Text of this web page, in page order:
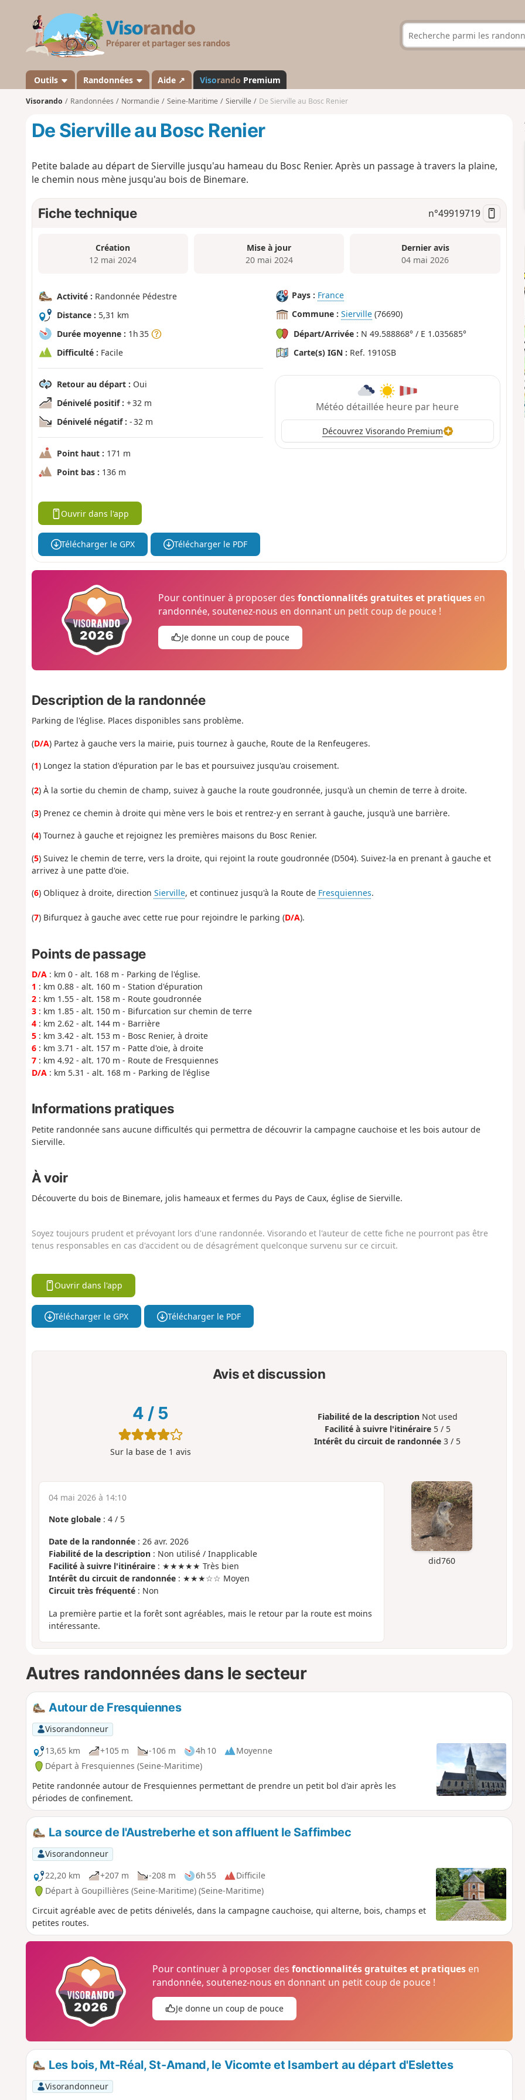
s
a
n
d
Outils Randonnées Aide ↗ Visorando Premium
Visorando Randonnées Normandie Seine-Maritime Sierville De Sierville au Bosc Renier
De Sierville au Bosc Renier
Petite balade au départ de Sierville jusqu'au hameau du Bosc Renier. Après un passage à travers la plaine,
le chemin nous mène jusqu'au bois de Binemare.
Fiche technique n°49919719
Création
12 mai 2024
Mise à jour
20 mai 2024
Dernier avis
04 mai 2026
Activité : Randonnée Pédestre
Distance : 5,31 km
Durée moyenne : 1h 35
Difficulté : Facile
Retour au départ : Oui
Dénivelé positif : + 32 m
Dénivelé négatif : - 32 m
Point haut : 171 m
Point bas : 136 m
Pays : France
Commune : Sierville (76690)
Départ/Arrivée : N 49.588868° / E 1.035685°
Carte(s) IGN : Ref. 1910SB
Météo détaillée heure par heure
Découvrez Visorando Premium
Ouvrir dans l'app
Télécharger le GPX Télécharger le PDF
Pour continuer à proposer desfonctionnalités gratuites et pratiques en
randonnée, soutenez-nous en donnant un petit coup de pouce !
Je donne un coup de pouce
Description de la randonnée
Parking de l'église. Places disponibles sans problème.
(D/A) Partez à gauche vers la mairie, puis tournez à gauche, Route de la Renfeugeres.
(1) Longez la station d'épuration par le bas et poursuivez jusqu'au croisement.
(2) À la sortie du chemin de champ, suivez à gauche la route goudronnée, jusqu'à un chemin de terre à droite.
(3) Prenez ce chemin à droite qui mène vers le bois et rentrez-y en serrant à gauche, jusqu'à une barrière.
(4) Tournez à gauche et rejoignez les premières maisons du Bosc Renier.
(5) Suivez le chemin de terre, vers la droite, qui rejoint la route goudronnée (D504). Suivez-la en prenant à gauche et
arrivez à une patte d'oie.
(6) Obliquez à droite, direction Sierville, et continuez jusqu'à la Route de Fresquiennes.
(7) Bifurquez à gauche avec cette rue pour rejoindre le parking (D/A).
Points de passage
D/A: km 0 - alt. 168 m - Parking de l'église.
1 : km 0.88 - alt. 160 m - Station d'épuration
2: km 1.55 - alt. 158 m - Route goudronnée
3: km 1.85 - alt. 150 m - Bifurcation sur chemin de terre
4: km 2.62 - alt. 144 m - Barrière
5: km 3.42 - alt. 153 m - Bosc Renier, à droite
6: km 3.71 - alt. 157 m - Patte d'oie, à droite
7: km 4.92 - alt. 170 m - Route de Fresquiennes
D/A: km 5.31 - alt. 168 m - Parking de l'église
Informations pratiques
Petite randonnée sans aucune difficultés qui permettra de découvrir la campagne cauchoise et les bois autour de
Sierville.
À voir
Découverte du bois de Binemare, jolis hameaux et fermes du Pays de Caux, église de Sierville.
Soyez toujours prudent et prévoyant lors d'une randonnée. Visorando et l'auteur de cette fiche ne pourront pas être
tenus responsables en cas d'accident ou de désagrément quelconque survenu sur ce circuit.
Ouvrir dans l'app
Télécharger le GPX Télécharger le PDF
Avis et discussion
4 / 5
Sur la base de 1 avis
Fiabilité de la description Not used
Facilité à suivre l'itinéraire 5 / 5
Intérêt du circuit de randonnée 3 / 5
did760
04 mai 2026 à 14:10
Note globale: 4/ 5
Date de la randonnée: 26 avr. 2026
Fiabilité de la description: Non utilisé / Inapplicable
Facilité à suivre l'itinéraire: ★★★★★ Très bien
Intérêt du circuit de randonnée: ★★★☆☆ Moyen
Circuit très fréquenté: Non
La première partie et la forêt sont agréables, mais le retour par la route est moins
intéressante.
Autres randonnées dans le secteur
Autour de Fresquiennes
Visorandonneur
13,65 km
+105 m -106 m 4h 10
Moyenne
Départ à Fresquiennes (Seine-Maritime)
Petite randonnée autour de Fresquiennes permettant de prendre un petit bol d'air après les
périodes de confinement.
La source de l'Austreberhe et son affluent le Saffimbec
Visorandonneur
22,20 km
+207 m -208 m 6h 55
Difficile
Départ à Goupillières (Seine-Maritime) (Seine-Maritime)
Circuit agréable avec de petits dénivelés, dans la campagne cauchoise, qui alterne, bois, champs et
petites routes.
Pour continuer à proposer desfonctionnalités gratuites et pratiques en
randonnée, soutenez-nous en donnant un petit coup de pouce !
Je donne un coup de pouce
Les bois, Mt-Réal, St-Amand, le Vicomte et Isambert au départ d'Eslettes
Visorandonneur